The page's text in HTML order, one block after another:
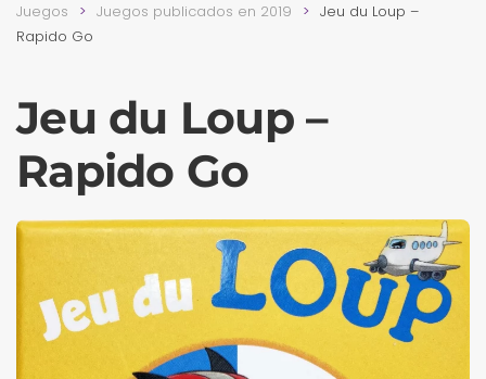
Juegos Juegos publicados en 2019
Jeu du Loup –
Rapido Go
Jeu du Loup –
Rapido Go